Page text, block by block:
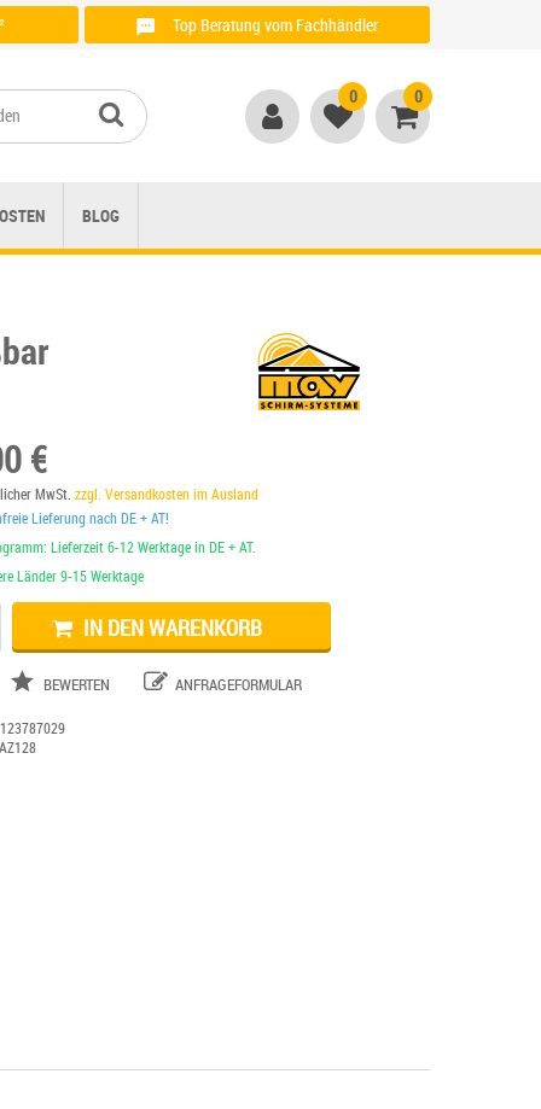
Top Beratung vom Fachhändler
0 0
BLOG
€
MwSt.zzgl. Versandkosten im Ausland
Lieferung nach DE + AT!
Lieferzeit 6-12 Werktage in DE + AT.
Länder 9-15 Werktage
IN DEN WARENKORB
BEWERTEN ANFRAGEFORMULAR
123787029
AZ128